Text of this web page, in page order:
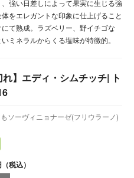
強い日差しによって果実に生じる強
をエレガントな印象に仕上げること
て熟成。ラズベリー、野イチゴな
ミネラルからくる塩味が特徴的。
れ】エディ・シムチッチ| ト
ソーヴィニョナーゼ(フリウラーノ)
税込）